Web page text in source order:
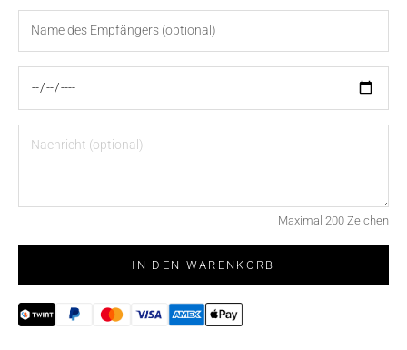
Maximal 200 Zeichen
IN DEN WARENKORB